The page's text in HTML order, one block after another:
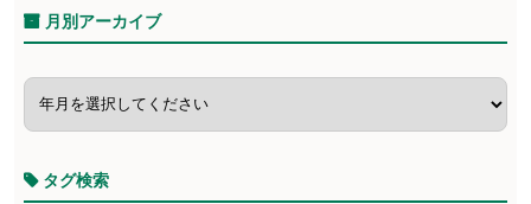
月別アーカイブ
タグ検索